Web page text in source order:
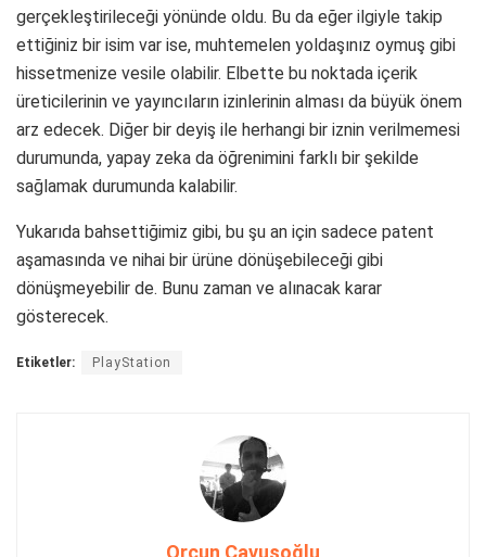
gerçekleştirileceği yönünde oldu. Bu da eğer ilgiyle takip
ettiğiniz bir isim var ise, muhtemelen yoldaşınız oymuş gibi
hissetmenize vesile olabilir. Elbette bu noktada içerik
üreticilerinin ve yayıncıların izinlerinin alması da büyük önem
arz edecek. Diğer bir deyiş ile herhangi bir iznin verilmemesi
durumunda, yapay zeka da öğrenimini farklı bir şekilde
sağlamak durumunda kalabilir.
Yukarıda bahsettiğimiz gibi, bu şu an için sadece patent
aşamasında ve nihai bir ürüne dönüşebileceği gibi
dönüşmeyebilir de. Bunu zaman ve alınacak karar
gösterecek.
Etiketler: PlayStation
Orçun Çavuşoğlu